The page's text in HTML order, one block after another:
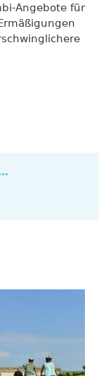
Angebote für